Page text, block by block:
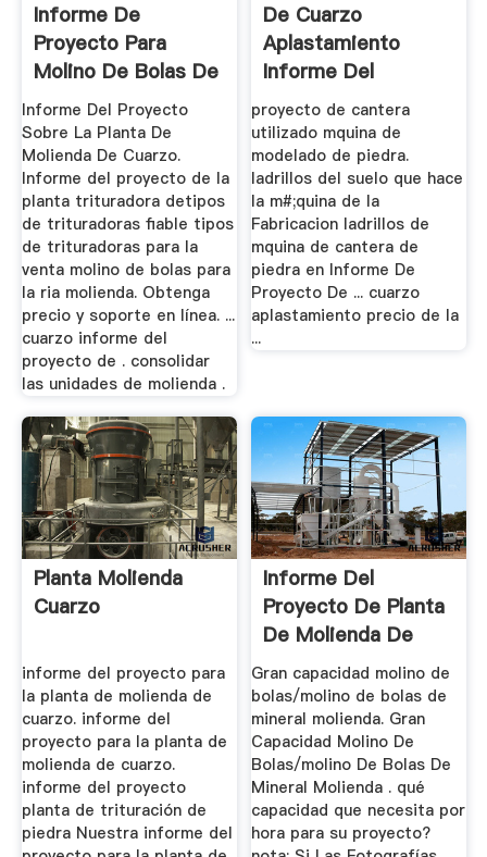
Informe De
Proyecto Para
Molino De Bolas De
Cuarzo
Informe Del Proyecto
Sobre La Planta De
Molienda De Cuarzo.
Informe del proyecto de la
planta trituradora detipos
de trituradoras fiable tipos
de trituradoras para la
venta molino de bolas para
la ria molienda. Obtenga
precio y soporte en línea. ...
cuarzo informe del
proyecto de . consolidar
las unidades de molienda .
De Cuarzo
Aplastamiento
Informe Del
Proyecto
proyecto de cantera
utilizado mquina de
modelado de piedra.
ladrillos del suelo que hace
la m#;quina de la
Fabricacion ladrillos de
mquina de cantera de
piedra en Informe De
Proyecto De ... cuarzo
aplastamiento precio de la
...
Planta Molienda
Cuarzo
informe del proyecto para
la planta de molienda de
cuarzo. informe del
proyecto para la planta de
molienda de cuarzo.
informe del proyecto
planta de trituración de
piedra Nuestra informe del
Informe Del
Proyecto De Planta
De Molienda De
Mineral
Gran capacidad molino de
bolas/molino de bolas de
mineral molienda. Gran
Capacidad Molino De
Bolas/molino De Bolas De
Mineral Molienda . qué
capacidad que necesita por
hora para su proyecto?